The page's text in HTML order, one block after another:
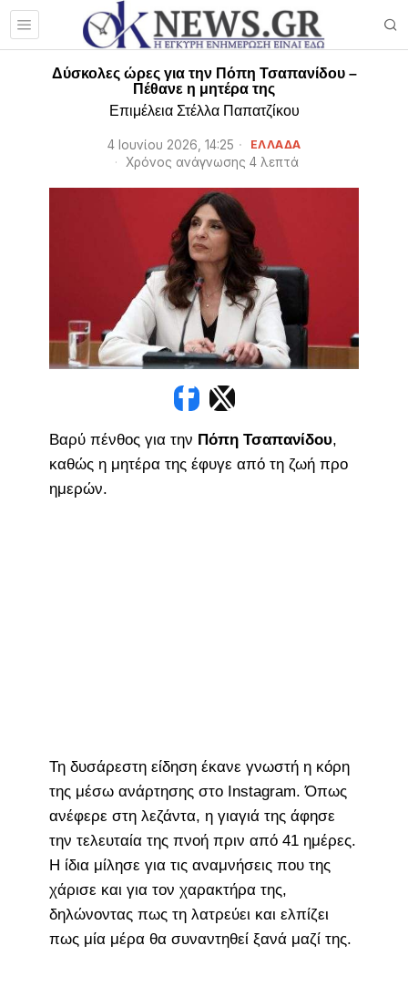
Δύσκολες ώρες για την Πόπη Τσαπανίδου –
Πέθανε η μητέρα της
Επιμέλεια Στέλλα Παπατζίκου
4 Ιουνίου 2026, 14:25 ΕΛΛΑΔΑ
Χρόνος ανάγνωσης 4 λεπτά
Βαρύ πένθος για την Πόπη Τσαπανίδου,
καθώς η μητέρα της έφυγε από τη ζωή προ
ημερών.
Τη δυσάρεστη είδηση έκανε γνωστή η κόρη
της μέσω ανάρτησης στο Instagram. Όπως
ανέφερε στη λεζάντα, η γιαγιά της άφησε
την τελευταία της πνοή πριν από 41 ημέρες.
Η ίδια μίλησε για τις αναμνήσεις που της
χάρισε και για τον χαρακτήρα της,
δηλώνοντας πως τη λατρεύει και ελπίζει
πως μία μέρα θα συναντηθεί ξανά μαζί της.